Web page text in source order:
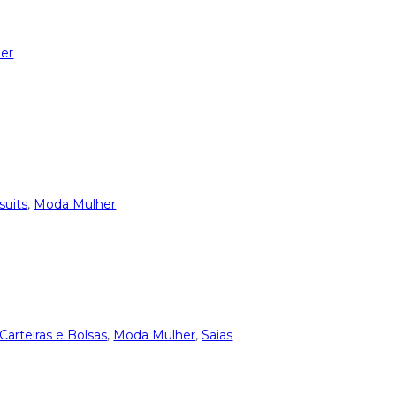
, Moda Mulher
e Bolsas, Moda Mulher,Saias